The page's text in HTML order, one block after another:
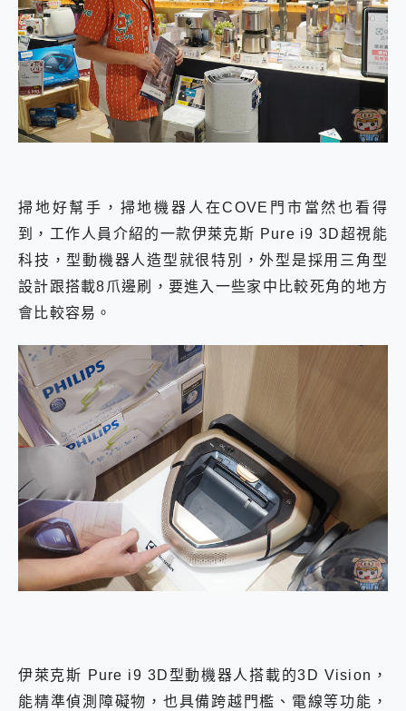
掃地好幫手，掃地機器人在COVE門市當然也看得
到，工作人員介紹的一款伊萊克斯 Pure i9 3D超視能
科技，型動機器人造型就很特別，外型是採用三角型
設計跟搭載8爪邊刷，要進入一些家中比較死角的地方
會比較容易。
伊萊克斯 Pure i9 3D型動機器人搭載的3D Vision，
能精準偵測障礙物，也具備跨越門檻、電線等功能，